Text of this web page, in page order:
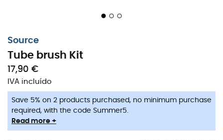
Source
Tube brush Kit
17,90 €
IVA incluído
Save 5% on 2 products purchased, no minimum purchase
required, with the code Summer5.
Read more +
Umaboa hidrataçãoé indispensável durante todos os
seus esforços esportivos. Seja em trilhas ou
caminhadas, é impensável ingerir sujeira. O
brush Kit de Sourcepermite que vocêlimpe o tubo do